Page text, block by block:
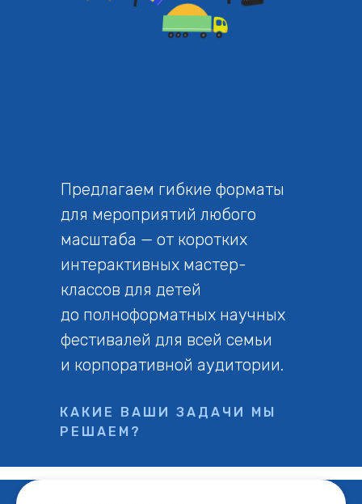
Предлагаем гибкие форматы
для мероприятий любого
масштаба — от коротких
интерактивных мастер-
классов для детей
до полноформатных научных
фестивалей для всей семьи
и корпоративной аудитории.
КАКИЕ ВАШИ ЗАДАЧИ МЫ
РЕШАЕМ?